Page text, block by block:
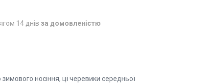
14 днів за домовленістю
носіння, ці черевики середньої